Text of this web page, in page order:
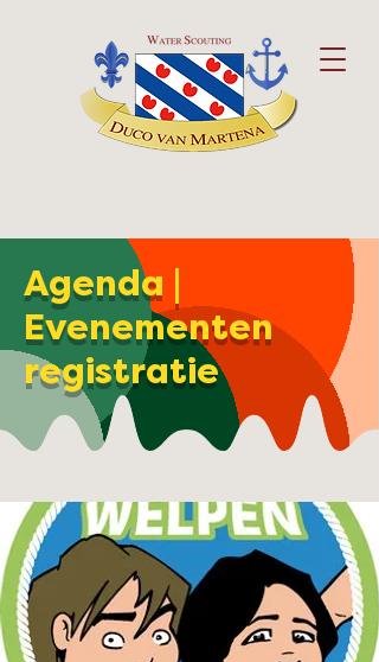
Agenda |
Evenementen
registratie